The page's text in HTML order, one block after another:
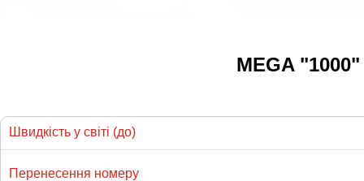
MEGA "1000"
Швидкість у світі (до)
Перенесення номеру